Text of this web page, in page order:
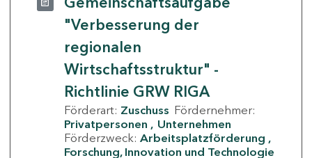
"Verbesserung der
regionalen
Wirtschaftsstruktur" -
Richtlinie GRW RIGA
Förderart: Zuschuss Fördernehmer:
Privatpersonen
Unternehmen
Förderzweck: Arbeitsplatzförderung
Forschung, Innovation und Technologie